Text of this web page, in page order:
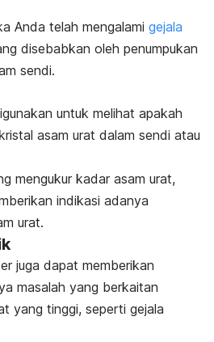
Anda telah mengalami gejala
disebabkan oleh penumpukan
sendi.
untuk melihat apakah
asam urat dalam sendi atau
mengukur kadar asam urat,
indikasi adanya
urat.
juga dapat memberikan
masalah yang berkaitan
yang tinggi, seperti gejala